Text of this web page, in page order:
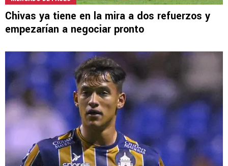
Chivas ya tiene en la mira a dos refuerzos y
empezarían a negociar pronto